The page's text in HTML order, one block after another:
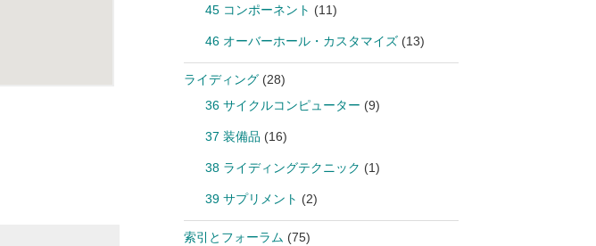
45 コンポーネント (11)
46 オーバーホール・カスタマイズ(13)
ライディング(28)
36 サイクルコンピューター (9)
37 装備品 (16)
38 ライディングテクニック (1)
39 サプリメント (2)
索引とフォーラム (75)